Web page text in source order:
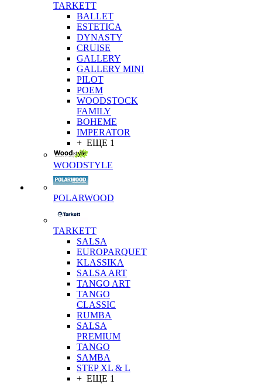
TARKETT
BALLET
ESTETICA
DYNASTY
CRUISE
GALLERY
GALLERY MINI
PILOT
POEM
WOODSTOCK
FAMILY
BOHEME
IMPERATOR
+ ЕЩЕ 1
WOODSTYLE
POLARWOOD
TARKETT
SALSA
EUROPARQUET
KLASSIKA
SALSA ART
TANGO ART
TANGO
CLASSIC
RUMBA
SALSA
PREMIUM
TANGO
SAMBA
STEP XL & L
+ ЕЩЕ 1